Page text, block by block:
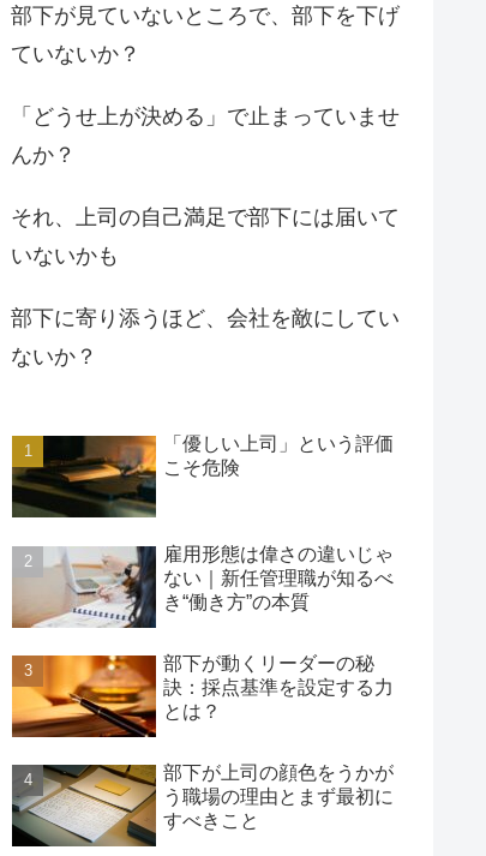
部下が見ていないところで、部下を下げ
ていないか？
「どうせ上が決める」で止まっていませ
んか？
それ、上司の自己満足で部下には届いて
いないかも
部下に寄り添うほど、会社を敵にしてい
ないか？
「優しい上司」という評価
こそ危険
雇用形態は偉さの違いじゃ
ない｜新任管理職が知るべ
き“働き方”の本質
部下が動くリーダーの秘
訣：採点基準を設定する力
とは？
部下が上司の顔色をうかが
う職場の理由とまず最初に
すべきこと